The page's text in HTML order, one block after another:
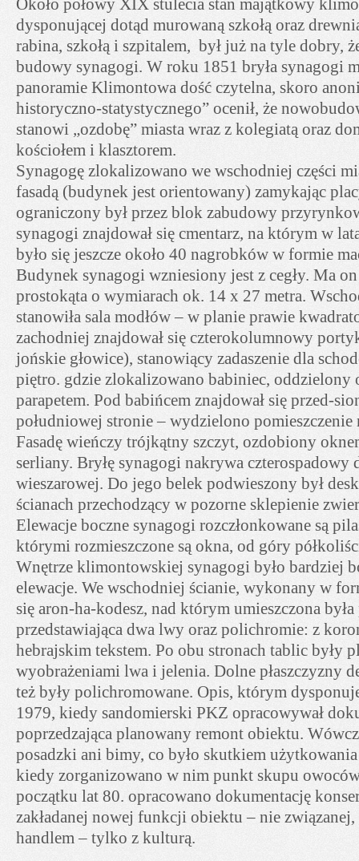
dysponującej dotąd murowaną szkołą oraz
rabina, szkołą i szpitalem, był już na tyle dobry,
budowy synagogi. W roku 1851 bryła synagogi
panoramie Klimontowa dość czytelna, skoro
historyczno-statystycznego” ocenił, że
stanowi „ozdobę” miasta wraz z kolegiatą oraz
kościołem i klasztorem.
Synagogę zlokalizowano we wschodniej części
fasadą (budynek jest orientowany) zamykając
ograniczony był przez blok zabudowy
synagogi znajdował się cmentarz, na którym w
było się jeszcze około 40 nagrobków w formie
Budynek synagogi wzniesiony jest z cegły. Ma
prostokąta o wymiarach ok. 14 x 27 metra.
stanowiła sala modłów – w planie prawie
zachodniej znajdował się czterokolumnowy
jońskie głowice), stanowiący zadaszenie dla
piętro. gdzie zlokalizowano babiniec, oddzielony
parapetem. Pod babińcem znajdował się przed-
południowej stronie – wydzielono pomieszczenie
Fasadę wieńczy trójkątny szczyt, ozdobiony
serliany. Bryłę synagogi nakrywa czterospadowy
wieszarowej. Do jego belek podwieszony był
ścianach przechodzący w pozorne sklepienie
Elewacje boczne synagogi rozczłonkowane są
którymi rozmieszczone są okna, od góry
Wnętrze klimontowskiej synagogi było bardziej
elewacje. We wschodniej ścianie, wykonany w
się aron-ha-kodesz, nad którym umieszczona była
przedstawiająca dwa lwy oraz polichromie: z
hebrajskim tekstem. Po obu stronach tablic były
wyobrażeniami lwa i jelenia. Dolne płaszczyzny
też były polichromowane. Opis, którym
1979, kiedy sandomierski PKZ opracowywał
poprzedzająca planowany remont obiektu.
posadzki ani bimy, co było skutkiem
kiedy zorganizowano w nim punkt skupu
początku lat 80. opracowano dokumentację
zakładanej nowej funkcji obiektu – nie związanej,
handlem – tylko z kulturą.